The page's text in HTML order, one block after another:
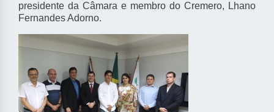
presidente da Câmara e membro do Cremero, Lhano
Fernandes Adorno.